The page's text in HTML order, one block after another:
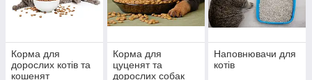
Корма для
дорослих котів та
кошенят
Корма для
цуценят та
дорослих собак
Наповнювачи для
котів